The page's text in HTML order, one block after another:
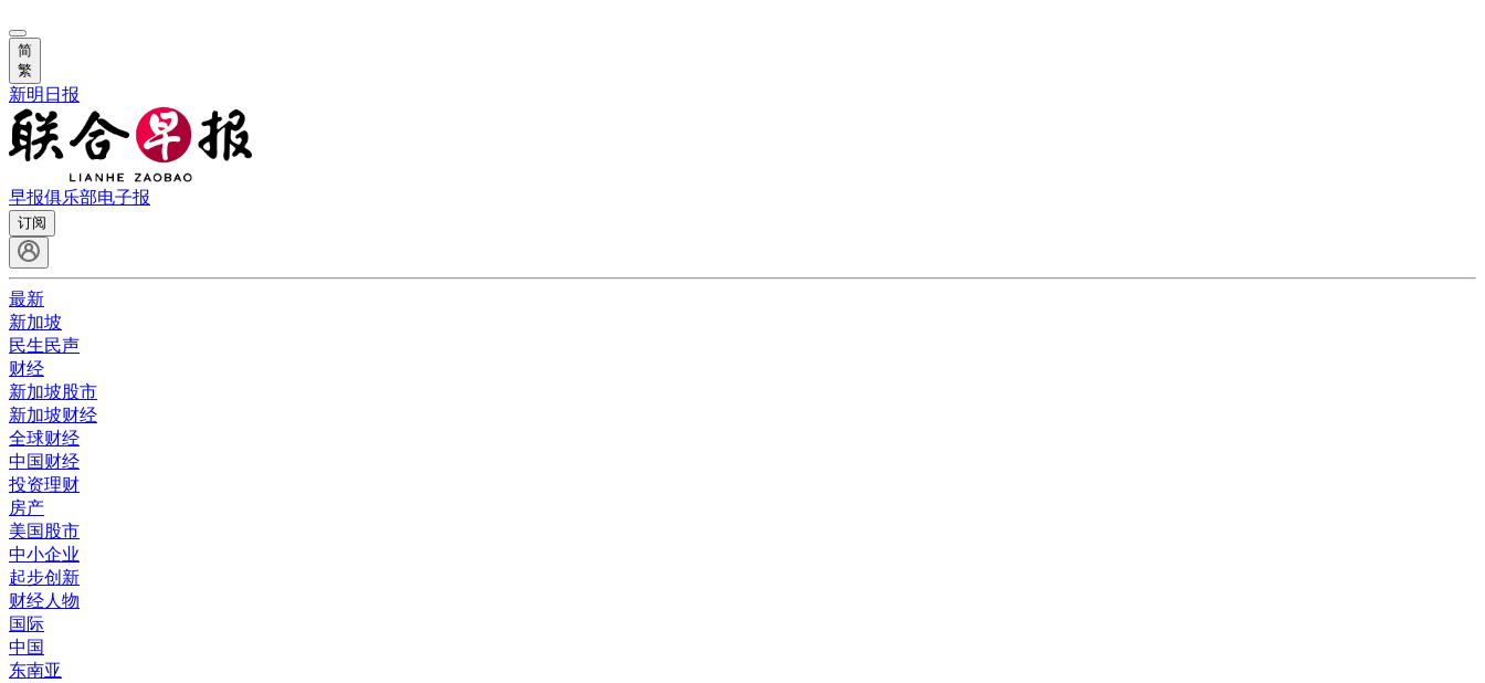
简
繁
新明日报
早报俱乐部电子报
订阅
最新
新加坡
民生民声
财经
新加坡股市
新加坡财经
全球财经
中国财经
投资理财
房产
美国股市
中小企业
起步创新
财经人物
国际
中国
东南亚